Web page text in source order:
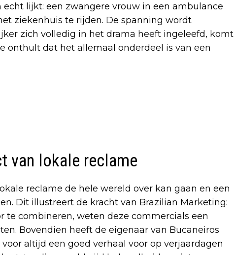
echt lijkt: een zwangere vrouw in een ambulance
ziekenhuis te rijden. De spanning wordt
zich volledig in het drama heeft ingeleefd, komt
onthult dat het allemaal onderdeel is van een
van lokale reclame
reclame de hele wereld over kan gaan en een
Dit illustreert de kracht van Brazilian Marketing:
combineren, weten deze commercials een
Bovendien heeft de eigenaar van Bucaneiros
altijd een goed verhaal voor op verjaardagen